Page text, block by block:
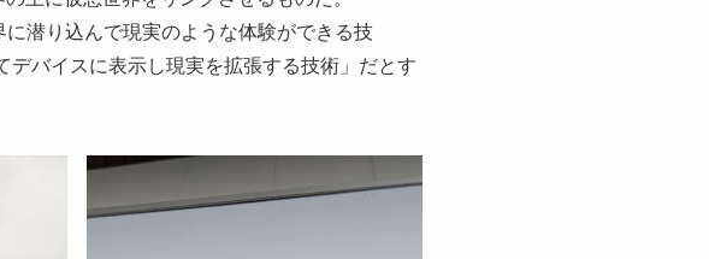
潜り込んで現実のような体験ができる技
バイスに表示し現実を拡張する技術」だとす